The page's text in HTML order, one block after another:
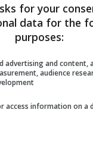
Alessia
Perez, a
for your
data for the
purposes:
advertising and content,
audience
access information on a